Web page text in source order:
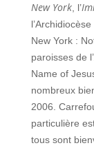
New York, l’
New York :
paroisses de
Name of
nombreux
2006.
particulière
tous sont